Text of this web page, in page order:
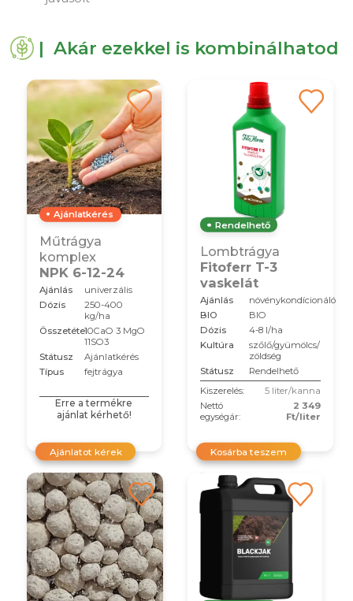
| Akár ezekkel is kombinálhatod
Ajánlatkérés
Műtrágya
komplex
NPK 6-12-24
Ajánlás
univerzális
Dózis
250-400
kg/ha
Összetétel10CaO 3 MgO
11SO3
Státusz
Ajánlatkérés
Típus
fejtrágya
Erre a termékre
ajánlat kérhető!
Ajánlatot kérek
Rendelhető
Lombtrágya
Fitoferr T-3
vaskelát
Ajánlás
növénykondícionáló
BIO
BIO
Dózis
4-8 l/ha
Kultúra
szőlő/gyümölcs/
zöldség
Státusz
Rendelhető
Kiszerelés:
5 liter/kanna
Nettó
egységár:
2 349
Ft/liter
Kosárba teszem